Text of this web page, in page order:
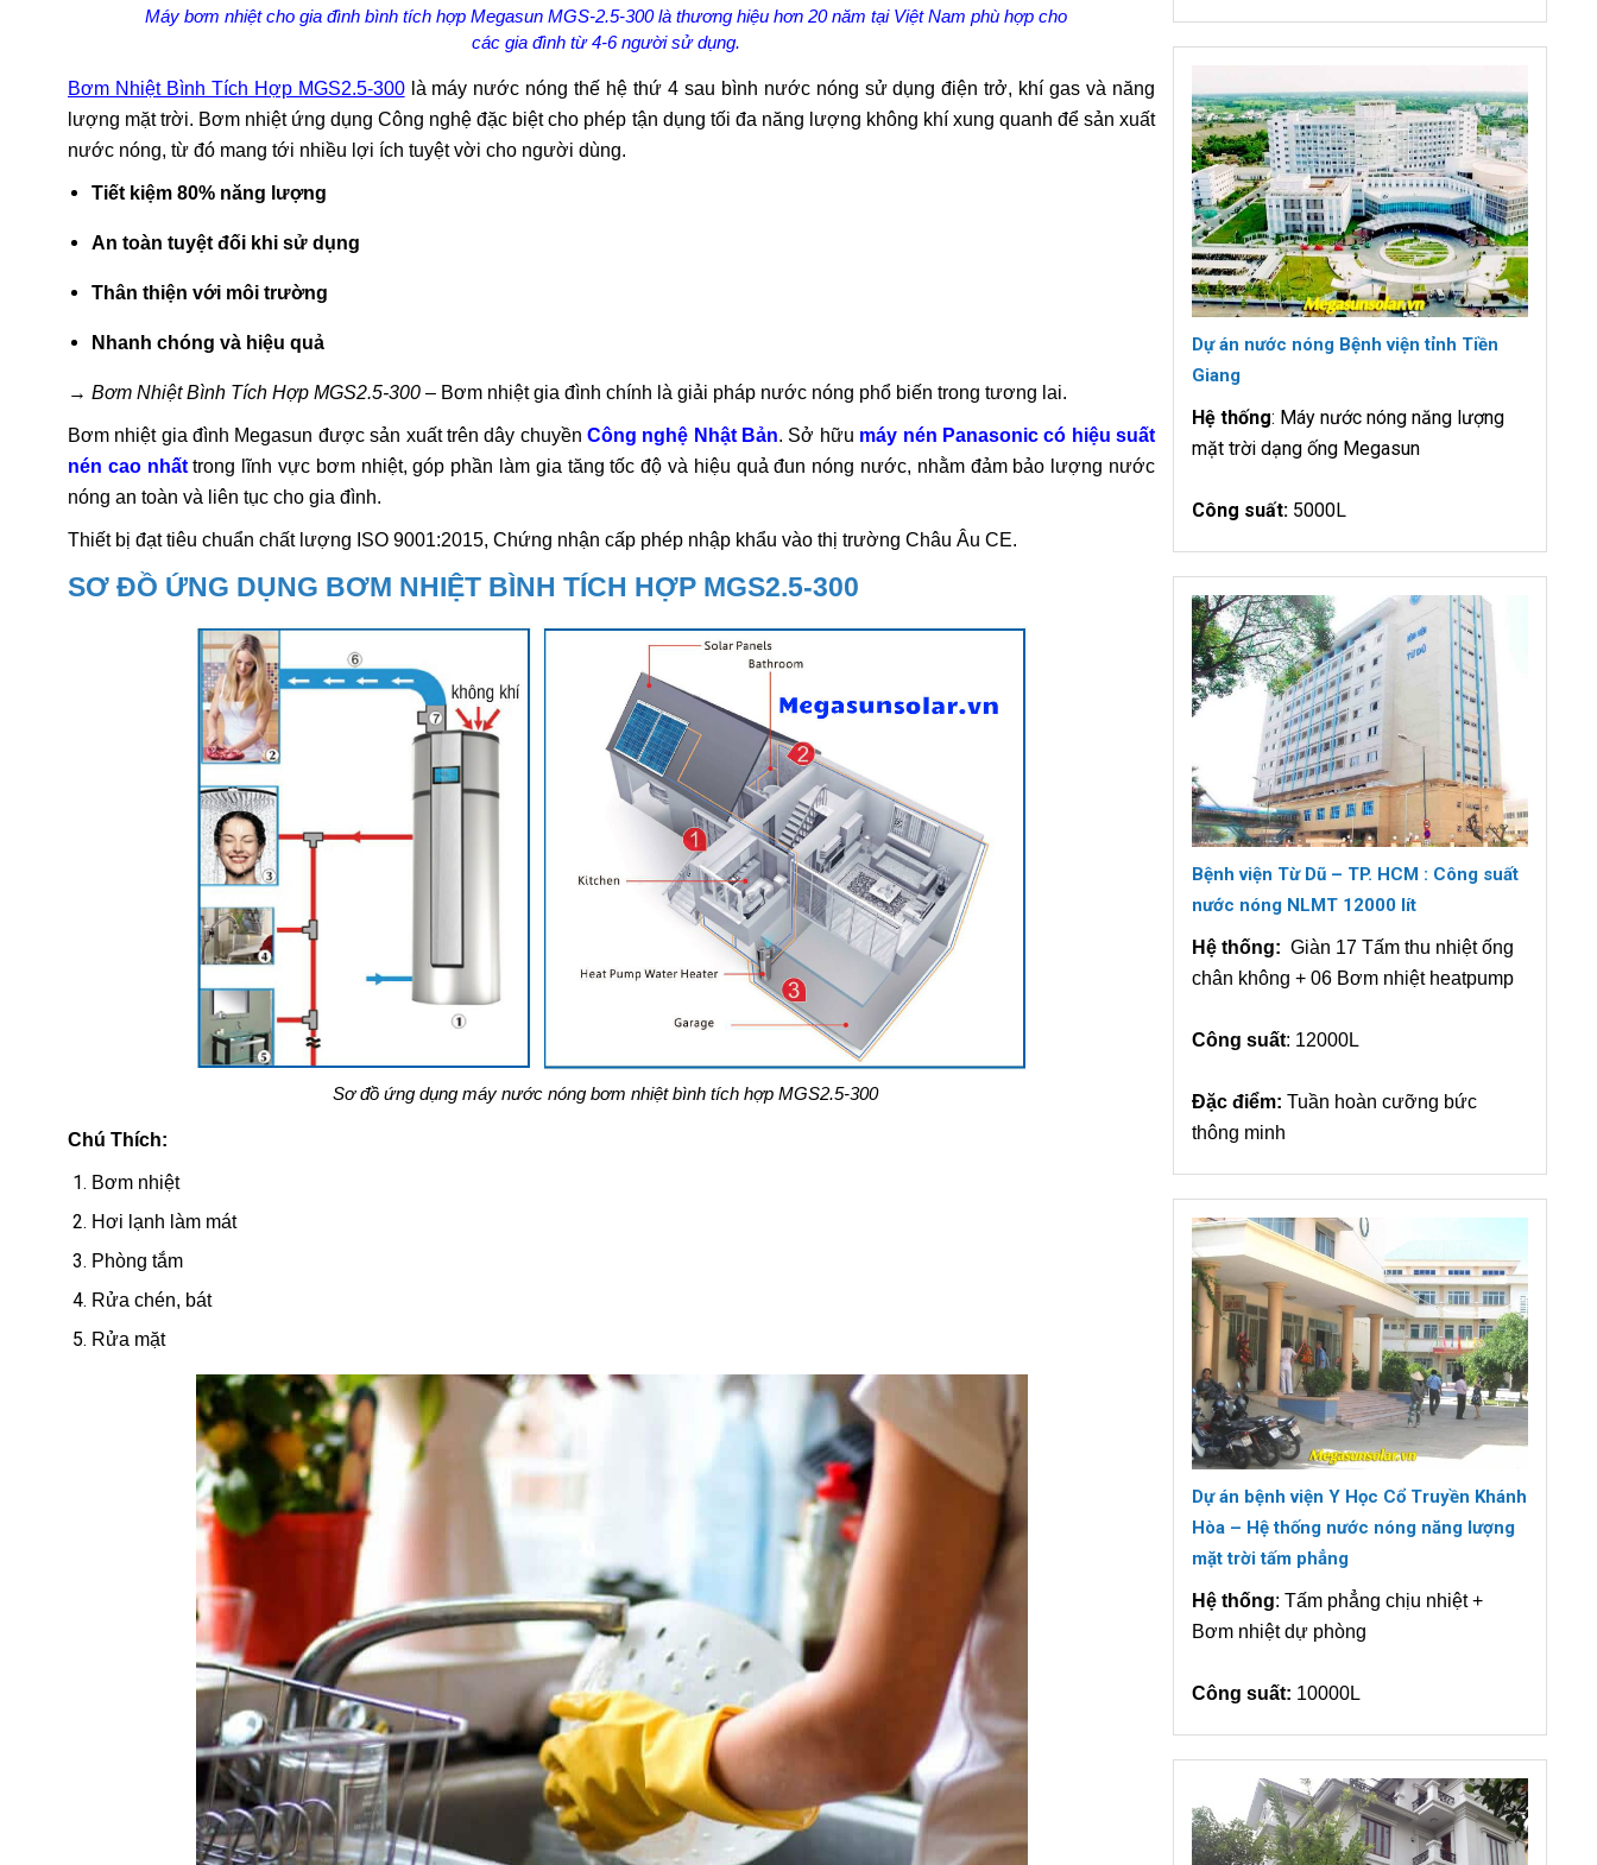
Máy bơm nhiệt cho gia đình bình tích hợp Megasun MGS-2.5-300 là thương hiệu hơn 20 năm tại Việt Nam phù hợp cho
các gia đình từ 4-6 người sử dụng.
Bơm Nhiệt Bình Tích Hợp MGS2.5-300là máy nước nóng thế hệ thứ 4 sau bình nước nóng sử dụng điện trở, khí gas và năng
lượng mặt trời. Bơm nhiệt ứng dụng Công nghệ đặc biệt cho phép tận dụng tối đa năng lượng không khí xung quanh để sản xuất
nước nóng, từ đó mang tới nhiều lợi ích tuyệt vời cho người dùng.
Tiết kiệm 80% năng lượng
An toàn tuyệt đối khi sử dụng
Thân thiện với môi trường
Nhanh chóng và hiệu quả
→ Bơm Nhiệt Bình Tích Hợp MGS2.5-300 – Bơm nhiệt gia đình chính là giải pháp nước nóng phổ biến trong tương lai.
Bơm nhiệt gia đình Megasun được sản xuất trên dây chuyền Công nghệ Nhật Bản. Sở hữu máy nén Panasoniccó hiệu suất
nén cao nhấttrong lĩnh vực bơm nhiệt, góp phần làm gia tăng tốc độ và hiệu quả đun nóng nước, nhằm đảm bảo lượng nước
nóng an toàn và liên tục cho gia đình.
Thiết bị đạt tiêu chuẩn chất lượng ISO 9001:2015, Chứng nhận cấp phép nhập khẩu vào thị trường Châu Âu CE.
SƠ ĐỒ ỨNG DỤNG BƠM NHIỆT BÌNH TÍCH HỢP MGS2.5-300
Sơ đồ ứng dụng máy nước nóng bơm nhiệt bình tích hợp MGS2.5-300
Chú Thích:
Bơm nhiệt
Hơi lạnh làm mát
Phòng tắm
Rửa chén, bát
Rửa mặt
Dự án nước nóng Bệnh viện tỉnh Tiền
Giang
Hệ thống: Máy nước nóng năng lượng
mặt trời dạng ống Megasun
Công suất: 5000L
Bệnh viện Từ Dũ – TP. HCM : Công suất
nước nóng NLMT 12000 lít
Hệ thống: Giàn 17 Tấm thu nhiệt ống
chân không + 06 Bơm nhiệt heatpump
Công suất: 12000L
Đặc điểm: Tuần hoàn cưỡng bức
thông minh
Dự án bệnh viện Y Học Cổ Truyền Khánh
Hòa – Hệ thống nước nóng năng lượng
mặt trời tấm phẳng
Hệ thống: Tấm phẳng chịu nhiệt +
Bơm nhiệt dự phòng
Công suất: 10000L